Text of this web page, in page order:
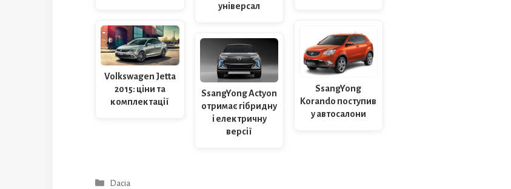
Volkswagen Jetta
2015: ціни та
комплектації
універсал
SsangYong Actyon
отримає гібридну
і електричну
версії
SsangYong
Korando поступив
у автосалони
Категорії
Dacia